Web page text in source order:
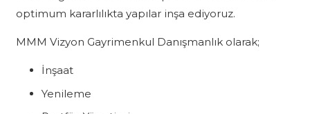
optimum kararlılıkta yapılar inşa ediyoruz.
MMM Vizyon Gayrimenkul Danışmanlık olarak;
İnşaat
Yenileme